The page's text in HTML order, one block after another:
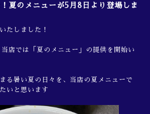
夏のメニューが5月8日より登場しま
たしました！
店では「夏のメニュー」の提供を開始い
る暑い夏の日々を、当店の夏メニューで
いと思います